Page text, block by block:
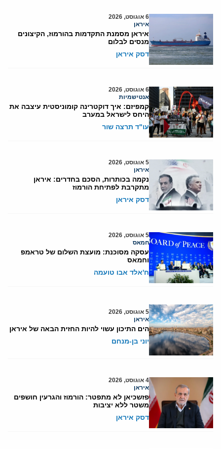
6 אוגוסט, 2026
איראן
איראן מסמנת התקדמות בהורמוז, הקיצונים
מנסים לבלום
דסק איראן
6 אוגוסט, 2026
אנטישמיות
קמפיזם: איך דוקטרינה קומוניסטית עיצבה את
היחס לישראל במערב
עו"ד תרצה שור
5 אוגוסט, 2026
איראן
נקמה בכותרות, הסכם בחדרים: איראן
מתקרבת לפתיחת הורמוז
דסק איראן
5 אוגוסט, 2026
חמאס
עסקה מסוכנת: מועצת השלום של טראמפ
וחמאס
ח'אלד אבו טועמה
5 אוגוסט, 2026
איראן
הים התיכון עשוי להיות החזית הבאה של איראן
יוני בן-מנחם
4 אוגוסט, 2026
איראן
פזשכיאן לא מתפטר: הורמוז והגרעין חושפים
משטר ללא יציבות
דסק איראן